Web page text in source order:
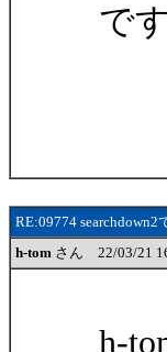
です
RE:09774
h-tom さん 22/03/21
h-